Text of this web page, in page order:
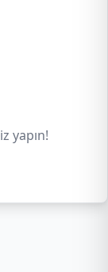
yapın!